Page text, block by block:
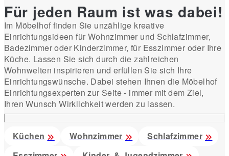
Für jeden Raum ist was dabei!
Im Möbelhof finden Sie unzählige kreative
Einrichtungsideen für Wohnzimmer und Schlafzimmer,
Badezimmer oder Kinderzimmer, für Esszimmer oder Ihre
Küche. Lassen Sie sich durch die zahlreichen
Wohnwelten inspirieren und erfüllen Sie sich Ihre
Einrichtungswünsche. Dabei stehen Ihnen die Möbelhof
Einrichtungsexperten zur Seite - immer mit dem Ziel,
Ihren Wunsch Wirklichkeit werden zu lassen.
Küchen Wohnzimmer
Schlafzimmer